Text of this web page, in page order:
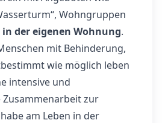
Wohngruppen
in der eigenen Wohnung.
mit Behinderung,
wie möglich leben
intensive und
zur
am Leben in der